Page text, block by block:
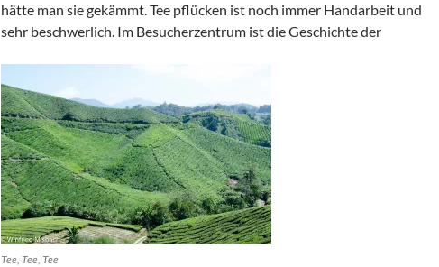
hätte man sie gekämmt. Tee pflücken ist noch immer Handarbeit und
sehr beschwerlich. Im Besucherzentrum ist die Geschichte der
Tee, Tee, Tee